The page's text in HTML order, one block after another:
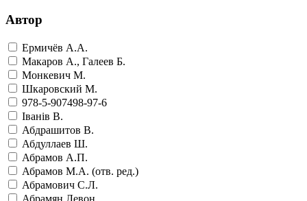
Автор
Ермичёв А.А.
Макаров А., Галеев Б.
Монкевич М.
Шкаровский М.
978-5-907498-97-6
Iванiв В.
Абдрашитов В.
Абдуллаев Ш.
Абрамов А.П.
Абрамов М.А. (отв. ред.)
Абрамович С.Л.
Абрамян Левон